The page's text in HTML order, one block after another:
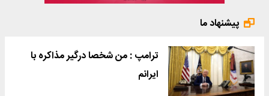
پیشنهاد ما
ترامپ : من شخصا درگیر مذاکره با
ایرانم